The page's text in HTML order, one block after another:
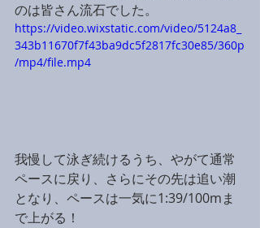
のは皆さん流石でした。
https://video.wixstatic.com/video/5124a8_
343b11670f7f43ba9dc5f2817fc30e85/360p
/mp4/file.mp4
我慢して泳ぎ続けるうち、やがて通常
ペースに戻り、さらにその先は追い潮
となり、ペースは一気に1:39/100mま
で上がる！